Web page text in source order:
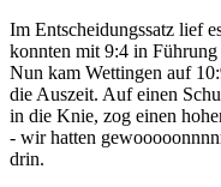
Im Entscheidungssatz lief
konnten mit 9:4 in
Nun kam Wettingen auf
die Auszeit. Auf einen
in die Knie, zog einen
- wir hatten
drin.